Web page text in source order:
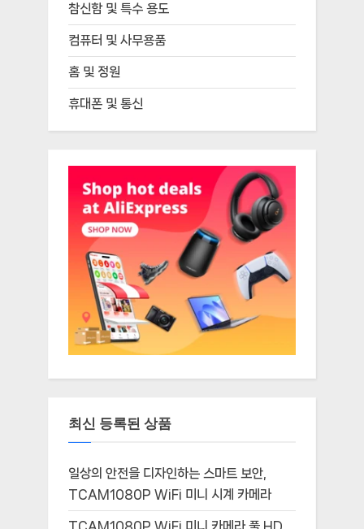
참신함 및 특수 용도
컴퓨터 및 사무용품
홈 및 정원
휴대폰 및 통신
최신 등록된 상품
일상의 안전을 디자인하는 스마트 보안,
TCAM1080P WiFi 미니 시계 카메라
TCAM1080P WiFi 미니 카메라 풀 HD